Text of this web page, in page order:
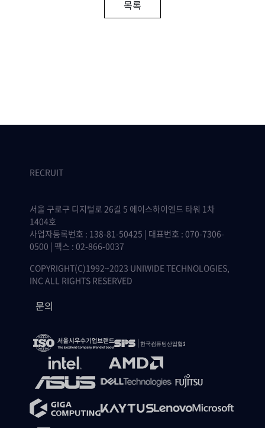
목록
RECRUIT
서울 구로구 디지털로 26길 5 에이스하이엔드 타워 1차
1404호
사업자등록번호 : 138-81-50425 | 대표번호 : 070-7306-
0500 | 팩스 : 02-866-0037
COPYRIGHT(C)1992~2023 UNIWIDE TECHNOLOGIES,
INC ALL RIGHTS RESERVED
문의